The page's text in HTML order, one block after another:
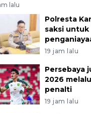
lalu
Polresta
saksi
19 jam lalu
Persebaya
2026
penalti
19 jam lalu